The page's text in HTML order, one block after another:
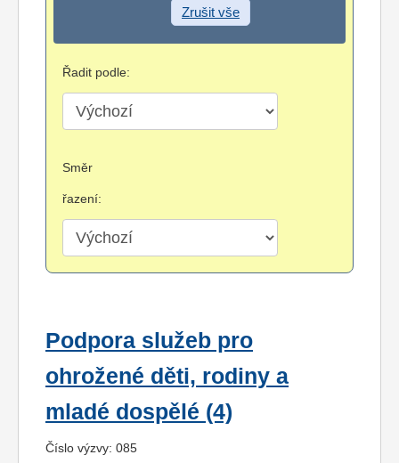
Zrušit vše
Řadit podle:
Směr
řazení:
Podpora služeb pro
ohrožené děti, rodiny a
mladé dospělé (4)
Číslo výzvy: 085